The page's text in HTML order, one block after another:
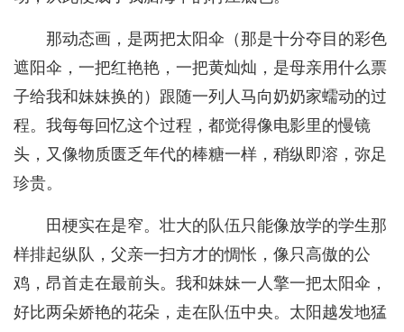
那动态画，是两把太阳伞（那是十分夺目的彩色
遮阳伞，一把红艳艳，一把黄灿灿，是母亲用什么票
子给我和妹妹换的）跟随一列人马向奶奶家蠕动的过
程。我每每回忆这个过程，都觉得像电影里的慢镜
头，又像物质匮乏年代的棒糖一样，稍纵即溶，弥足
珍贵。
田梗实在是窄。壮大的队伍只能像放学的学生那
样排起纵队，父亲一扫方才的惆怅，像只高傲的公
鸡，昂首走在最前头。我和妹妹一人擎一把太阳伞，
好比两朵娇艳的花朵，走在队伍中央。太阳越发地猛